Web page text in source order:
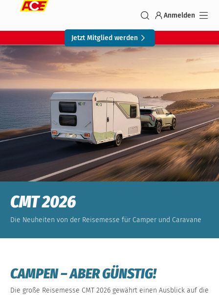
Anmelden
Jetzt Mitglied werden
CMT 2026
Die Neuheiten von der Reisemesse für Camper und Caravane
CAMPEN – ABER GÜNSTIG!
Die große Reisemesse CMT 2026 gewährt einen Ausblick auf die